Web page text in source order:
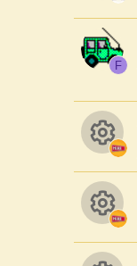
i
c
o
n
c
e
i
c
o
n
R
e
s
o
u
r
c
F
R
e
s
R